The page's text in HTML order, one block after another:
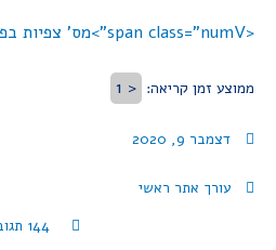
<span class="numV">מס' צפיות בפוסט:</span>
ממוצע זמן קריאה: < 1
דצמבר 9, 2020
עורך אתר ראשי
144 תגובות